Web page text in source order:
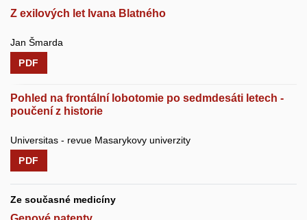
Z exilových let Ivana Blatného
Jan Šmarda
PDF
Pohled na frontální lobotomie po sedmdesáti letech -
poučení z historie
Universitas - revue Masarykovy univerzity
PDF
Ze současné medicíny